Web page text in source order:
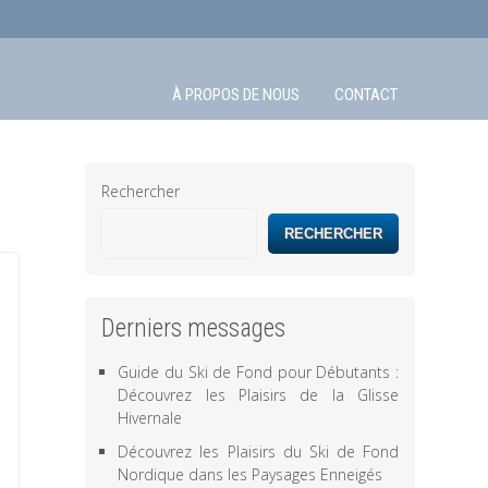
À PROPOS DE NOUS CONTACT
Rechercher
RECHERCHER
Derniers messages
Guide du Ski de Fond pour Débutants :
Découvrez les Plaisirs de la Glisse
Hivernale
Découvrez les Plaisirs du Ski de Fond
Nordique dans les Paysages Enneigés